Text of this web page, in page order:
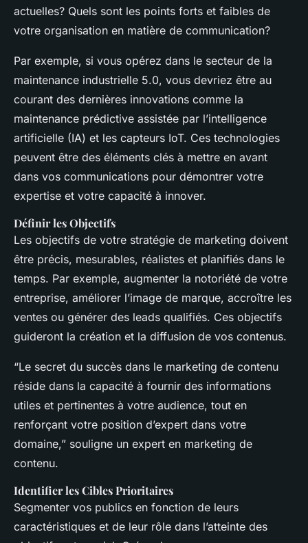
actuelles? Quels sont les points forts et faibles de
votre organisation en matière de communication?
Par exemple, si vous opérez dans le secteur de la
maintenance industrielle 5.0, vous devriez être au
courant des dernières innovations comme la
maintenance prédictive assistée par l’intelligence
artificielle (IA) et les capteurs IoT. Ces technologies
peuvent être des éléments clés à mettre en avant
dans vos communications pour démontrer votre
expertise et votre capacité à innover.
Définir les Objectifs
Les objectifs de votre stratégie de marketing doivent
être précis, mesurables, réalistes et planifiés dans le
temps. Par exemple, augmenter la notoriété de votre
entreprise, améliorer l’image de marque, accroître les
ventes ou générer des leads qualifiés. Ces objectifs
guideront la création et la diffusion de vos contenus.
“Le secret du succès dans le marketing de contenu
réside dans la capacité à fournir des informations
utiles et pertinentes à votre audience, tout en
renforçant votre position d’expert dans votre
domaine,” souligne un expert en marketing de
contenu.
Identifier les Cibles Prioritaires
Segmenter vos publics en fonction de leurs
caractéristiques et de leur rôle dans l’atteinte des